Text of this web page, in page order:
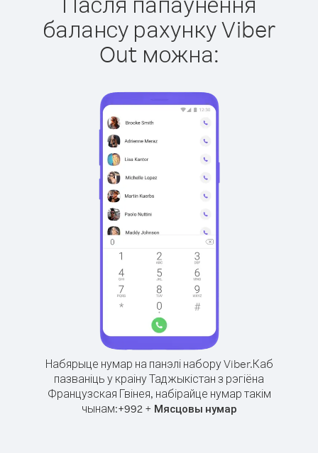
балансу рахунку Viber
Out можна:
Набярыце нумар на панэлі набору Viber.Каб
пазваніць у краіну Таджыкістан з рэгіёна
Французская Гвінея, набірайце нумар такім
чынам:+992+ Мясцовы нумар